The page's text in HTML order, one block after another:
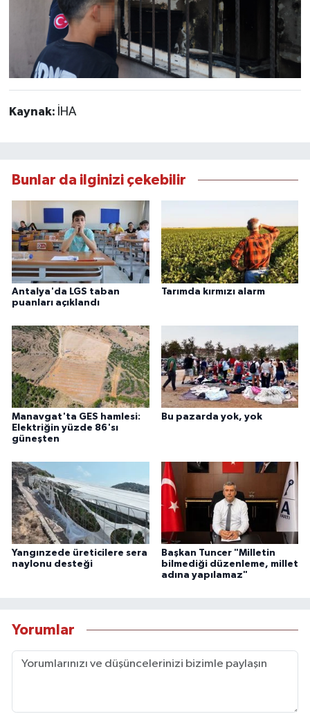
Kaynak: İHA
Bunlar da ilginizi çekebilir
Antalya'da LGS taban
puanları açıklandı
Tarımda kırmızı alarm
Manavgat'ta GES hamlesi:
Elektriğin yüzde 86'sı
güneşten
Bu pazarda yok, yok
Yangınzede üreticilere sera
naylonu desteği
Başkan Tuncer "Milletin
bilmediği düzenleme, millet
adına yapılamaz"
Yorumlar